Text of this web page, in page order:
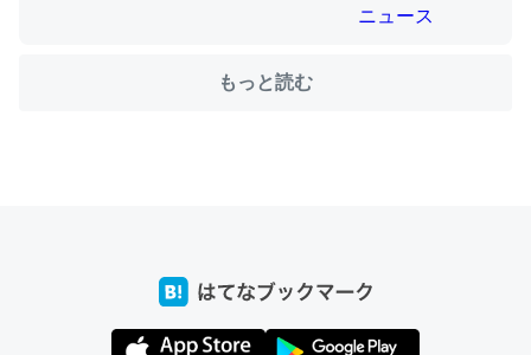
位置情報を共有してる。電池残量や充電中かが分かるので
─たまにLINEするくらいだった遠方の父67歳と僕。ITツール導入で
コミュニケーションが劇的に変化した｜tayorini by LIFULL介護
とかSpotifyを支払う孝行もできる。一生で親と会える残
り時間を日数にすると1週間とかの人が多いそうだけど、
それを実質100倍以上に伸ばす効果があるはず……
もっと読む